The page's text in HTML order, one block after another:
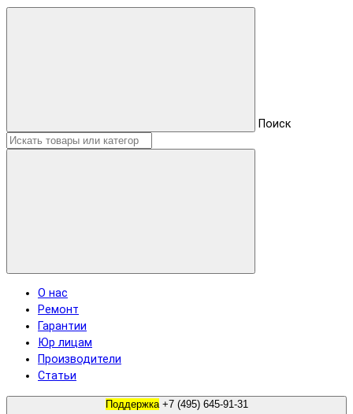
Поиск
О нас
Ремонт
Гарантии
Юр лицам
Производители
Статьи
Поддержка